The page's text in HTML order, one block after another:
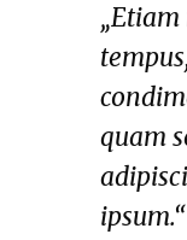
quam
ipsum.“